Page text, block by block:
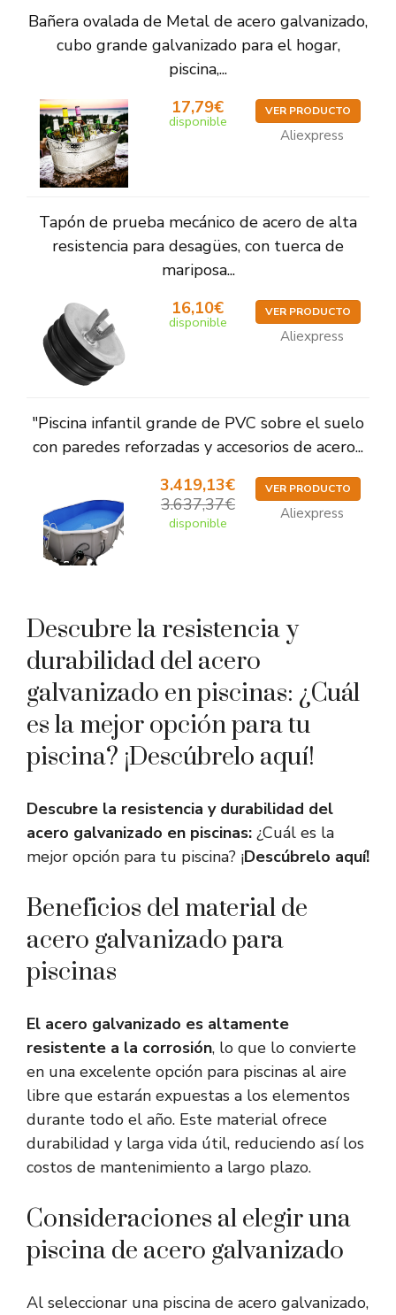
Bañera ovalada de Metal de acero galvanizado,
cubo grande galvanizado para el hogar,
piscina,...
17,79€
disponible
VER PRODUCTO
Aliexpress
Tapón de prueba mecánico de acero de alta
resistencia para desagües, con tuerca de
mariposa...
16,10€
disponible
VER PRODUCTO
Aliexpress
"Piscina infantil grande de PVC sobre el suelo
con paredes reforzadas y accesorios de acero...
3.419,13€
3.637,37€
disponible
VER PRODUCTO
Aliexpress
Descubre la resistencia y
durabilidad del acero
galvanizado en piscinas: ¿Cuál
es la mejor opción para tu
piscina? ¡Descúbrelo aquí!
Descubre la resistencia y durabilidad del
acero galvanizado en piscinas: ¿Cuál es la
mejor opción para tu piscina? ¡Descúbrelo aquí!
Beneficios del material de
acero galvanizado para
piscinas
El acero galvanizado es altamente
resistente a la corrosión, lo que lo convierte
en una excelente opción para piscinas al aire
libre que estarán expuestas a los elementos
durante todo el año. Este material ofrece
durabilidad y larga vida útil, reduciendo así los
costos de mantenimiento a largo plazo.
Consideraciones al elegir una
piscina de acero galvanizado
Al seleccionar una piscina de acero galvanizado,